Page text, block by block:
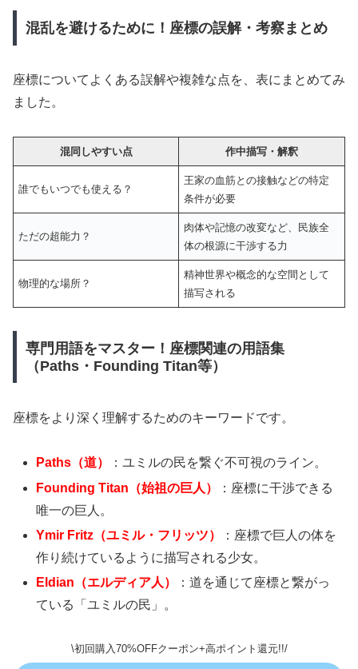
混乱を避けるために！座標の誤解・考察まとめ
座標についてよくある誤解や複雑な点を、表にまとめてみ
ました。
混同しやすい点 作中描写・解釈
誰でもいつでも使える？
王家の血筋との接触などの特定
条件が必要
ただの超能力？
肉体や記憶の改変など、民族全
体の根源に干渉する力
物理的な場所？
精神世界や概念的な空間として
描写される
専門用語をマスター！座標関連の用語集
（Paths・Founding Titan等）
座標をより深く理解するためのキーワードです。
Paths（道）
：ユミルの民を繋ぐ不可視のライン。
Founding Titan（始祖の巨人）
：座標に干渉できる
唯一の巨人。
Ymir Fritz（ユミル・フリッツ）
：座標で巨人の体を
作り続けているように描写される少女。
Eldian（エルディア人）
：道を通じて座標と繋がっ
ている「ユミルの民」。
\初回購入70%OFFクーポン+高ポイント還元!!/